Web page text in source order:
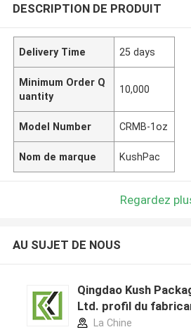
DESCRIPTION DE PRODUIT
Delivery Time 25 days
Minimum Order Q
uantity
10,000
Model Number CRMB-1oz
Nom de marque KushPac
Regardez
AU SUJET DE NOUS
Qingdao Kush
Ltd. profil du
La Chine